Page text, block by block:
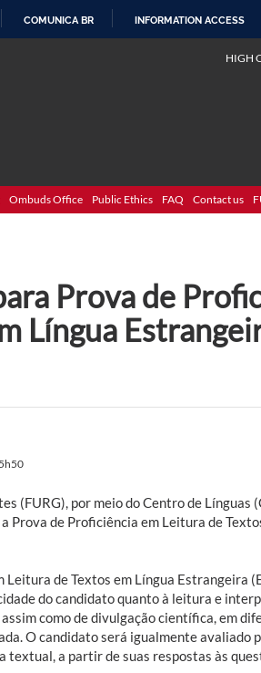
COMUNICA BR INFORMATION ACCESS
HIGH
Ombuds Office Public Ethics FAQ Contact us
Prova de
Língua
(FURG), por meio do Centro de Línguas
Prova de Proficiência em Leitura de
Leitura de Textos em Língua Estrangeira
do candidato quanto à leitura e
como de divulgação científica, em
O candidato será igualmente avaliado
textual, a partir de suas respostas às